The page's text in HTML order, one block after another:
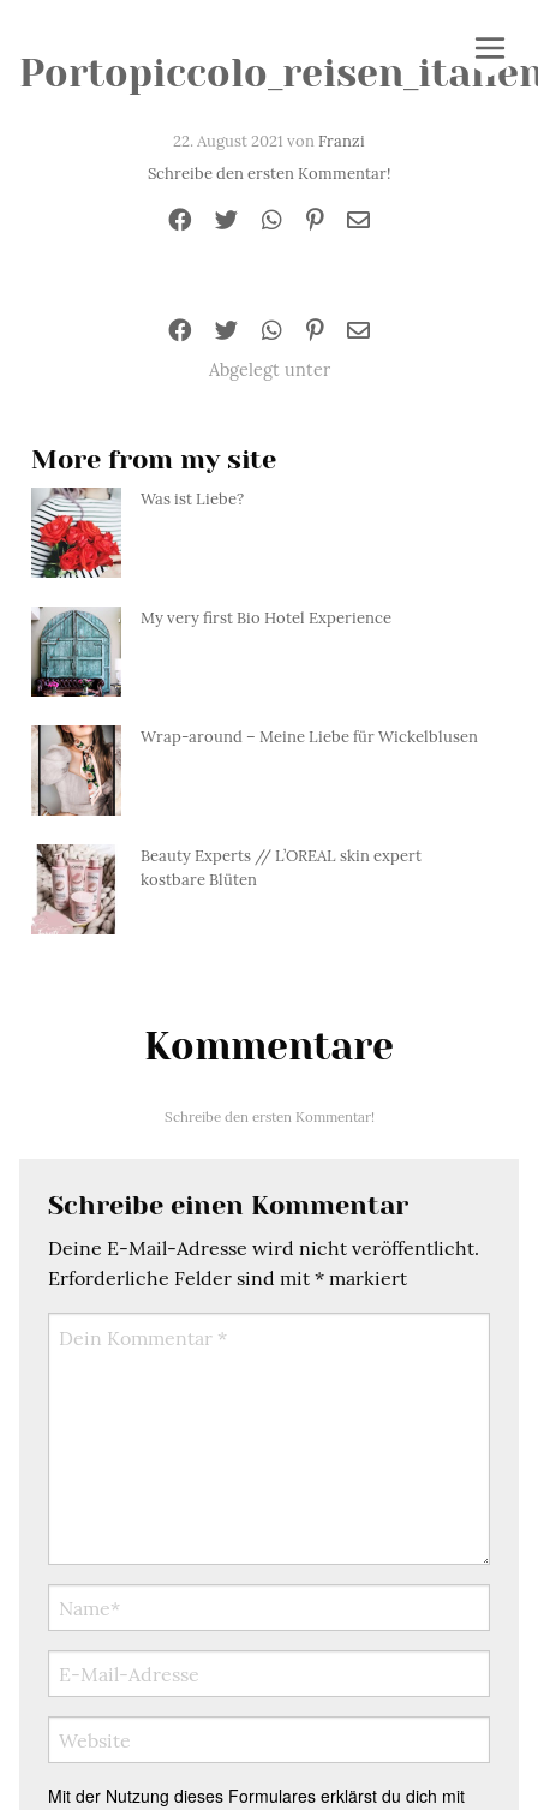
22. August 2021 vonFranzi
Schreibe den ersten Kommentar!
Abgelegt unter
More from my site
Was ist Liebe?
My very first Bio Hotel Experience
Wrap-around – Meine Liebe für Wickelblusen
Beauty Experts // L’OREAL skin expert
kostbare Blüten
Kommentare
Schreibe den ersten Kommentar!
Schreibe einen Kommentar
Deine E-Mail-Adresse wird nicht veröffentlicht.
Erforderliche Felder sind mit * markiert
Mit der Nutzung dieses Formulares erklärst du dich mit